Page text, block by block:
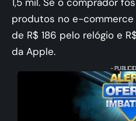
produtos no e-commerce
de R$ 186 pelo relógio e
da Apple.
-